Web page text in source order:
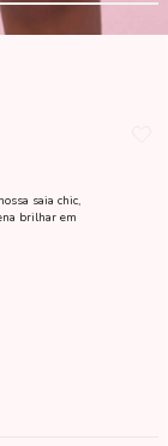
saia chic,
brilhar em